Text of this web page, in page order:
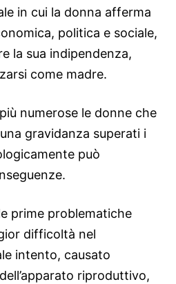
in cui la donna afferma
politica e sociale,
la sua indipendenza,
come madre.
numerose le donne che
gravidanza superati i
può
prime problematiche
difficoltà nel
intento, causato
riproduttivo,